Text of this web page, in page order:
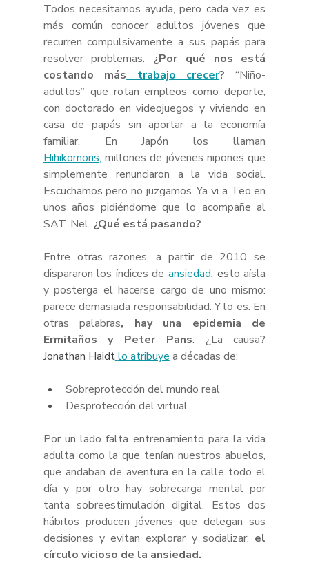
Todos necesitamos ayuda, pero cada vez es
más común conocer adultos jóvenes que
recurren compulsivamente a sus papás para
resolver problemas. ¿Por qué nos está
costando más trabajo crecer? “Niño-
adultos” que rotan empleos como deporte,
con doctorado en videojuegos y viviendo en
casa de papás sin aportar a la economía
Hihikomoris, millones de jóvenes nipones que
simplemente renunciaron a la vida social.
Escuchamos pero no juzgamos. Ya vi a Teo en
unos años pidiéndome que lo acompañe al
SAT. Nel. ¿Qué está pasando?
Entre otras razones, a partir de 2010 se
dispararon los índices de ansiedad, esto aísla
y posterga el hacerse cargo de uno mismo:
parece demasiada responsabilidad. Y lo es. En
otras palabras, hay una epidemia de
Ermitaños y Peter Pans
Jonathan Haidtlo atribuye a décadas de:
Sobreprotección del mundo real
Desprotección del virtual
Por un lado falta entrenamiento para la vida
adulta como la que tenían nuestros abuelos,
que andaban de aventura en la calle todo el
día y por otro hay sobrecarga mental por
tanta sobreestimulación digital. Estos dos
hábitos producen jóvenes que delegan sus
decisiones y evitan explorar y socializar: el
círculo vicioso de la ansiedad.